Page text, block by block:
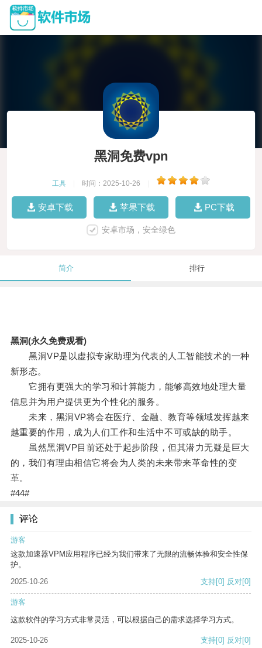
黑洞免费vpn
工具 时间：2025-10-26
安卓下载 苹果下载 PC下载
安卓市场，安全绿色
简介 排行
黑洞(永久免费观看)
黑洞VP是以虚拟专家助理为代表的人工智能技术的一种
新形态。
它拥有更强大的学习和计算能力，能够高效地处理大量
信息并为用户提供更为个性化的服务。
未来，黑洞VP将会在医疗、金融、教育等领域发挥越来
越重要的作用，成为人们工作和生活中不可或缺的助手。
虽然黑洞VP目前还处于起步阶段，但其潜力无疑是巨大
的，我们有理由相信它将会为人类的未来带来革命性的变
革。
#44#
评论
游客
这款加速器VPM应用程序已经为我们带来了无限的流畅体验和安全性保
护。
2025-10-26
支持[0] 反对[0]
游客
这款软件的学习方式非常灵活，可以根据自己的需求选择学习方式。
2025-10-26 支持[0] 反对[0]